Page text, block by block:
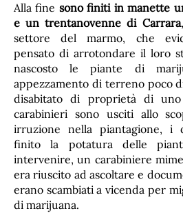
Alla fine sono finiti in manette
e un trentanovenne di Carrara
settore del marmo, che
pensato di arrotondare il loro
nascosto le piante di
appezzamento di terreno poco
disabitato di proprietà di
carabinieri sono usciti allo
irruzione nella piantagione, i
finito la potatura delle
intervenire, un carabiniere
era riuscito ad ascoltare e
erano scambiati a vicenda per
di marijuana.